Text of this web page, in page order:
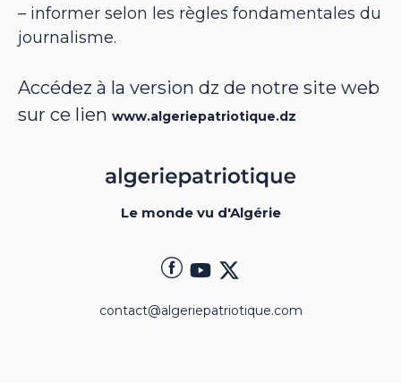
– informer selon les règles fondamentales du
journalisme.
Accédez à la version dz de notre site web
sur ce lien www.algeriepatriotique.dz
Le monde vu d'Algérie
contact@algeriepatriotique.com